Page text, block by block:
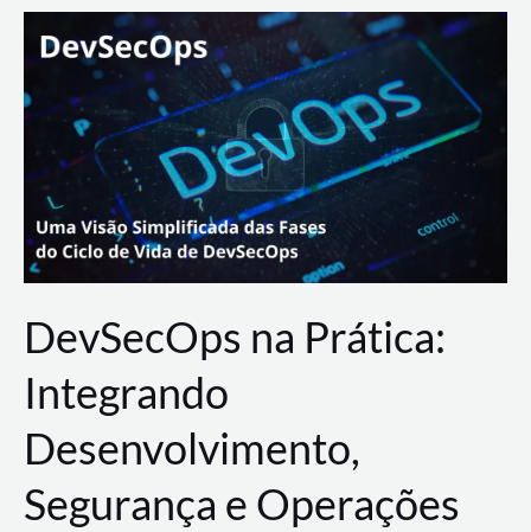
Lance
Rural
DevSecOps na Prática:
Integrando
Desenvolvimento,
Segurança e Operações